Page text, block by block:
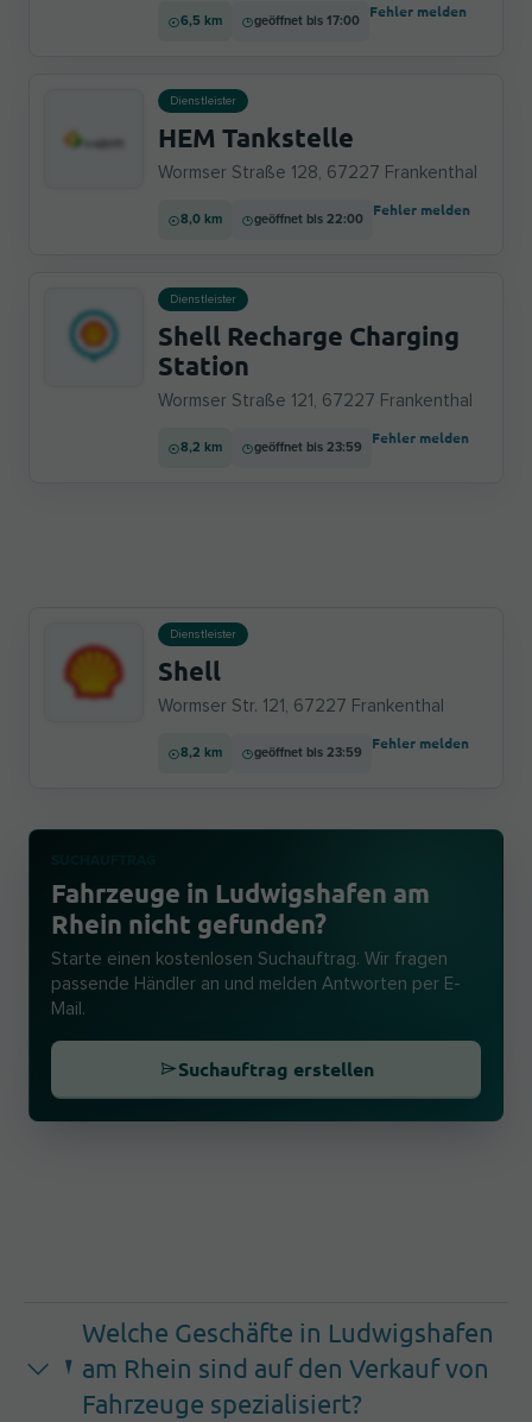
6,5 km geöffnet bis 17:00
Fehler melden
Dienstleister
HEM Tankstelle
Wormser Straße 128, 67227 Frankenthal
8,0 km geöffnet bis 22:00
Fehler melden
Dienstleister
Shell Recharge Charging
Station
Wormser Straße 121, 67227 Frankenthal
8,2 km geöffnet bis 23:59
Fehler melden
Dienstleister
Shell
Wormser Str. 121, 67227 Frankenthal
8,2 km geöffnet bis 23:59
Fehler melden
Fahrzeuge in Ludwigshafen am
Rhein nicht gefunden?
Starte einen kostenlosen Suchauftrag. Wir fragen
passende Händler an und melden Antworten per E-
Mail.
Suchauftrag erstellen
Welche Geschäfte in Ludwigshafen
am Rhein sind auf den Verkauf von
Fahrzeuge spezialisiert?